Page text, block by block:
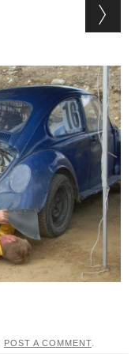
POST A COMMENT.